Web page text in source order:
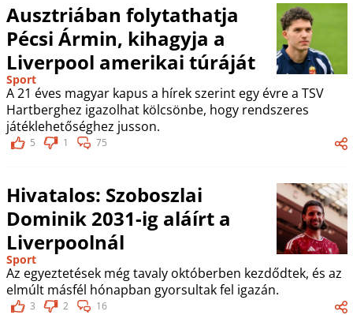
Ausztriában folytathatja
Pécsi Ármin, kihagyja a
Liverpool amerikai túráját
Sport
A 21 éves magyar kapus a hírek szerint egy évre a TSV
Hartberghez igazolhat kölcsönbe, hogy rendszeres
játéklehetőséghez jusson.
5 1 75
Hivatalos: Szoboszlai
Dominik 2031-ig aláírt a
Liverpoolnál
Sport
Az egyeztetések még tavaly októberben kezdődtek, és az
elmúlt másfél hónapban gyorsultak fel igazán.
3 2 16